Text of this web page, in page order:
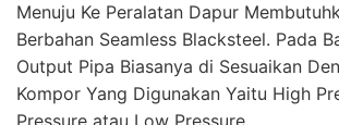
Menuju Ke Peralatan Dapur
Berbahan Seamless Blacksteel. Pada
Output Pipa Biasanya di Sesuaikan
Kompor Yang Digunakan Yaitu High
Pressure atau Low Pressure.